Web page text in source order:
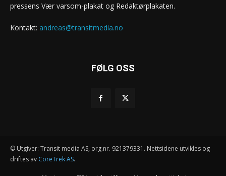
pressens Vær varsom-plakat og Redaktørplakaten.
Kontakt: andreas@transitmedia.no
FØLG OSS
© Utgiver: Transit media AS, org.nr. 921379331. Nettsidene utvikles og
driftes av CoreTrek AS.